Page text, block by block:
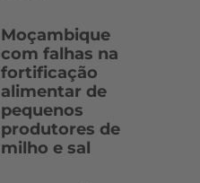
Moçambique
com falhas na
fortificação
alimentar de
pequenos
produtores de
milho e sal